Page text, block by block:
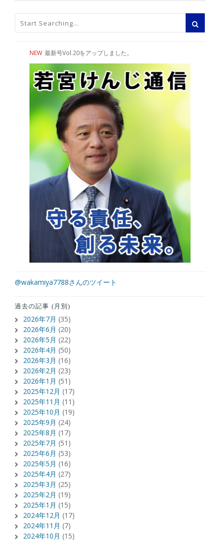
NEW 最新号Vol.20をアップしました。
@wakamiya7788さんのツイート
過去の記事 (月別)
2026年7月 (35)
2026年6月 (20)
2026年5月 (22)
2026年4月 (50)
2026年3月 (16)
2026年2月 (23)
2026年1月 (51)
2025年12月 (17)
2025年11月 (11)
2025年10月 (19)
2025年9月 (24)
2025年8月 (17)
2025年7月 (51)
2025年6月 (53)
2025年5月 (16)
2025年4月 (27)
2025年3月 (25)
2025年2月 (19)
2025年1月 (15)
2024年12月 (17)
2024年11月 (7)
2024年10月 (15)